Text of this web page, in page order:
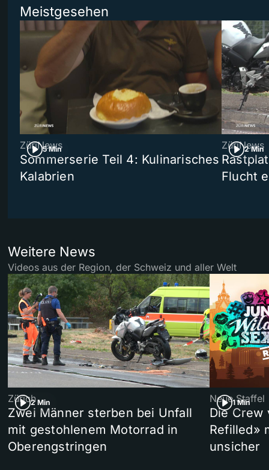
Meistgesehen
5 Min
ZüriNews
Sommerserie Teil 4: Kulinarisches
Kalabrien
2 Min
ZüriNews
Flucht
Weitere News
Videos aus der Region, der Schweiz und aller Welt
2 Min
Zürich
Zwei Männer sterben bei Unfall
mit gestohlenem Motorrad in
Oberengstringen
1 Min
Neue Staffel
Die Crew
Refilled»
unsicher